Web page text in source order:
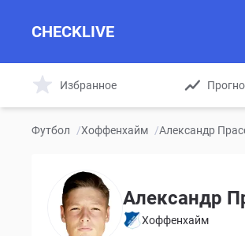
CHECKLIVE
Избранное
Футбол /Хоффенхайм /Александр
Александр
Хоффенхайм